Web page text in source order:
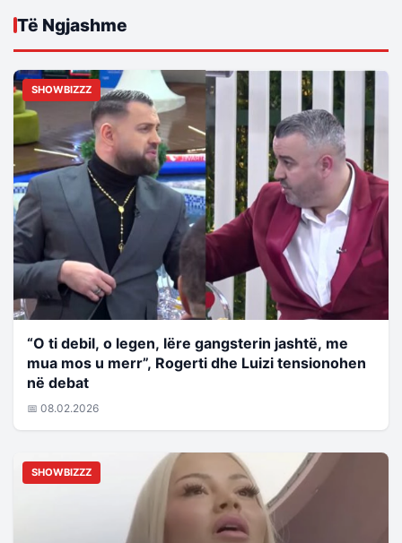
Të Ngjashme
SHOWBIZZZ
“O ti debil, o legen, lëre gangsterin jashtë, me
mua mos u merr”, Rogerti dhe Luizi tensionohen
në debat
📅 08.02.2026
SHOWBIZZZ